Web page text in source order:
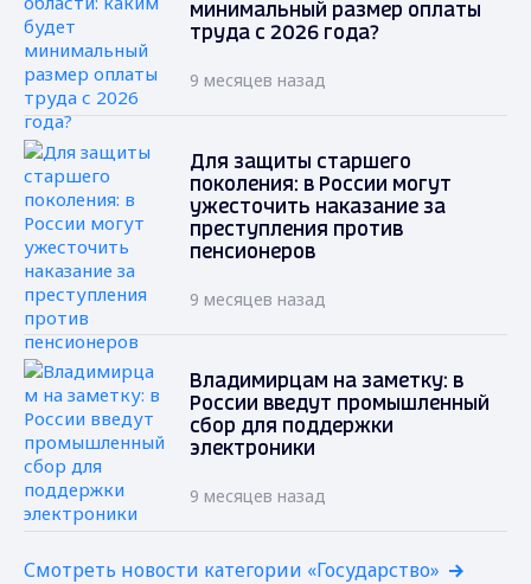
минимальный размер оплаты
труда с 2026 года?
9 месяцев назад
Для защиты старшего
поколения: в России могут
ужесточить наказание за
преступления против
пенсионеров
9 месяцев назад
Владимирцам на заметку: в
России введут промышленный
сбор для поддержки
электроники
9 месяцев назад
Смотреть новости категории «Государство»